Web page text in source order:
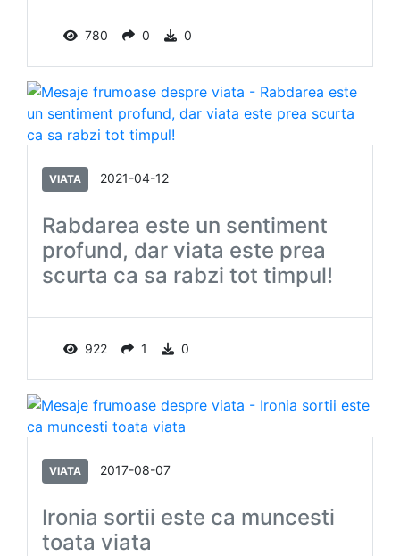
780 0 0
VIATA 2021-04-12
Rabdarea este un sentiment
profund, dar viata este prea
scurta ca sa rabzi tot timpul!
922 1 0
VIATA 2017-08-07
Ironia sortii este ca muncesti
toata viata